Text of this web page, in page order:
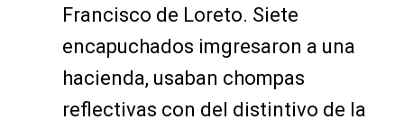
Francisco de Loreto. Siete
encapuchados imgresaron a una
hacienda, usaban chompas
reflectivas con del distintivo de la